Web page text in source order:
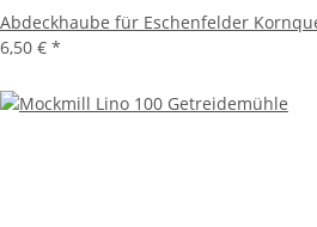
Abdeckhaube für Eschenfelder
6,50 € *